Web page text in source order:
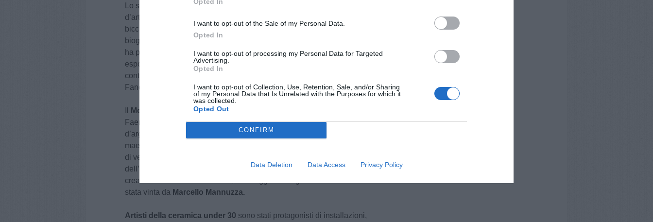
I want to opt-out of the Sale of my Personal Data.
Opted In
I want to opt-out of processing my Personal Data for Targeted
Advertising.
Opted In
I want to opt-out of Collection, Use, Retention, Sale, and/or Sharing
of my Personal Data that Is Unrelated with the Purposes for which it
was collected.
Opted Out
CONFIRM
Data Deletion Data Access Privacy Policy
Lo spazio urbano, un tempo luogo in cui i ceramisti diventavano maestri
d’arte, è stato trasformato in un laboratorio diffuso. Ogni oggetto (piatti,
bicchieri, zuppiere, catini, brocche, anfore), è stato raccontato come una
biografia, con la sua storia e quella del ceramista. In questa zona della città
ha preso vita anche laMostra Mercato FORMAE, le installazioni ed
esposizioni degli atelier e temporary store a cura di ceramisti e designer
contemporanei, l’evento multimediale di “ARCHETIPI” nella Ex Fabbrica
Fanciullacci.
Mondial Tornianti in Tour, versione itinerante dell’evento storico di
Faenza, ha visto bravissimi artigiani della ceramica sfidarsi a colpi
d’argilla. La prova tecnica è stata vinta daEnrico Carli
maestri uomini, e daDoriana Usai, per le maestre donne. Anche la prova
di velocità ha visto come primo classificato Enrico Carli e la prova
dell’esteta – in cui ogni artigiano doveva realizzare un oggetto con
creatività sul tema di Pinocchio, in omaggio al borgo toscano di Collodi – è
stata vinta da Marcello Mannuzza.
Artisti della ceramica under 30 sono stati protagonisti di installazioni,